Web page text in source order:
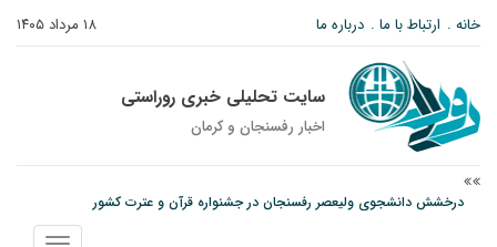
۱۸ مرداد ۱۴۰۵ خانه ارتباط با ما درباره ما
سایت تحلیلی خبری روراستی
اخبار رفسنجان و كرمان
درخشش دانشجوی ولیعصر رفسنجان در جشنواره قرآن و عترت کشور